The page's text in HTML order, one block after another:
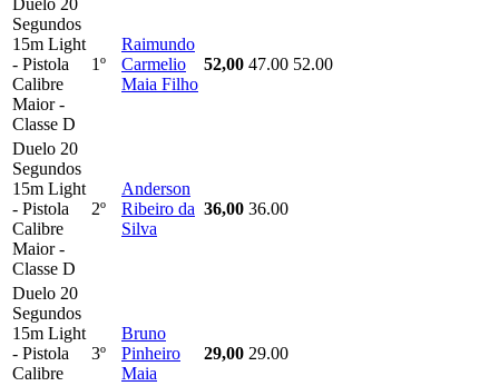
Segundos
15m Light
- Pistola
Calibre
Maior -
Classe D
1º
Raimundo
Carmelio
Maia Filho
52,00 47.00 52.00
Duelo 20
Segundos
15m Light
- Pistola
Calibre
Maior -
Classe D
2º
Anderson
Ribeiro da
Silva
36,00 36.00
Duelo 20
Segundos
15m Light
- Pistola
Calibre
3º
Bruno
Pinheiro
Maia
29,00 29.00